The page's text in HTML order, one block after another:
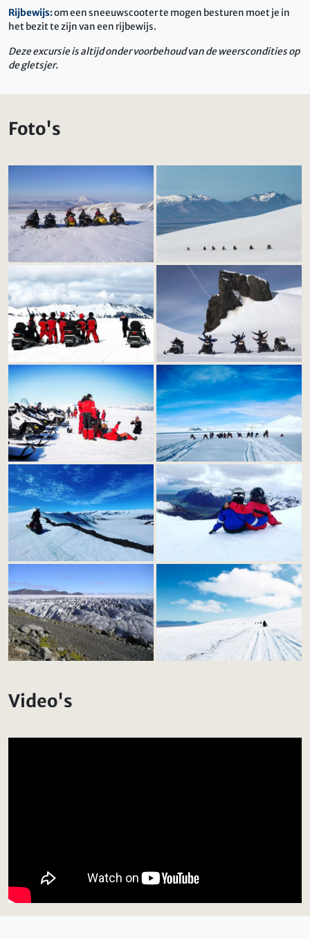
Rijbewijs:om een sneeuwscooter te mogen besturen moet je in
het bezit te zijn van een rijbewijs.
Deze excursie is altijd onder voorbehoud van de weerscondities op
de gletsjer.
Foto's
Video's